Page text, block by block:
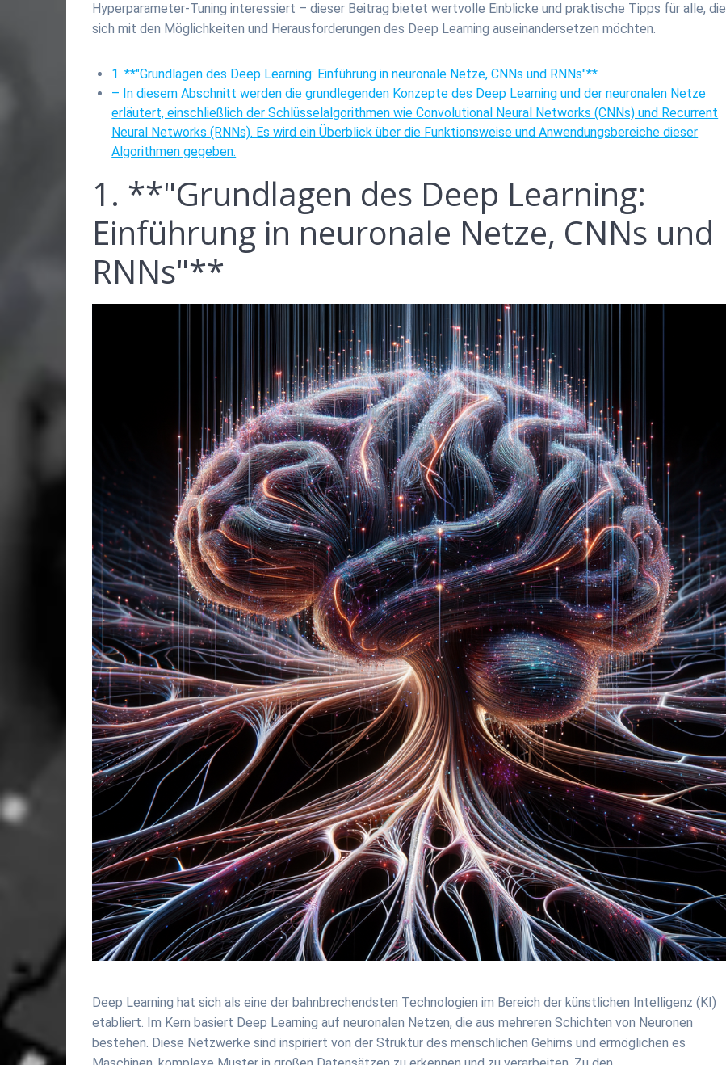
Hyperparameter-Tuning interessiert – dieser Beitrag bietet wertvolle Einblicke und praktische Tipps für alle, die
sich mit den Möglichkeiten und Herausforderungen des Deep Learning auseinandersetzen möchten.
1. **"Grundlagen des Deep Learning: Einführung in neuronale Netze, CNNs und RNNs"**
– In diesem Abschnitt werden die grundlegenden Konzepte des Deep Learning und der neuronalen Netze
erläutert, einschließlich der Schlüsselalgorithmen wie Convolutional Neural Networks (CNNs) und Recurrent
Neural Networks (RNNs). Es wird ein Überblick über die Funktionsweise und Anwendungsbereiche dieser
Algorithmen gegeben.
1. **"Grundlagen des Deep Learning:
Einführung in neuronale Netze, CNNs und
RNNs"**
Deep Learning hat sich als eine der bahnbrechendsten Technologien im Bereich der künstlichen Intelligenz (KI)
etabliert. Im Kern basiert Deep Learning auf neuronalen Netzen, die aus mehreren Schichten von Neuronen
bestehen. Diese Netzwerke sind inspiriert von der Struktur des menschlichen Gehirns und ermöglichen es